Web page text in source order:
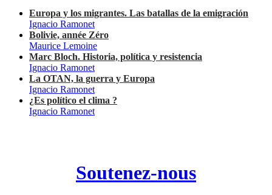
Europa y los migrantes. Las batallas de la emigración
Ignacio Ramonet
Bolivie, année Zéro
Maurice Lemoine
Marc Bloch. Historia, política y resistencia
Ignacio Ramonet
La OTAN, la guerra y Europa
Ignacio Ramonet
¿Es político el clima ?
Ignacio Ramonet
Soutenez-nous